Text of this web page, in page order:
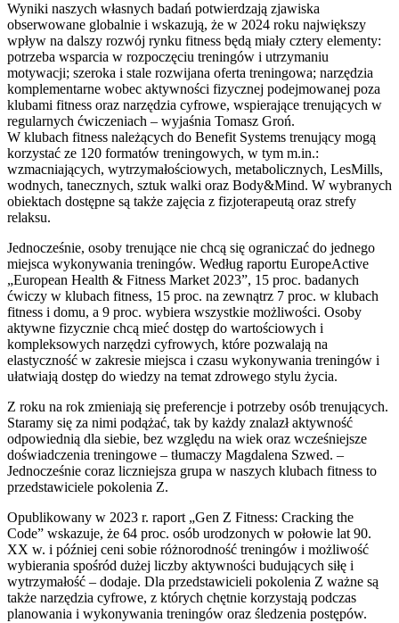
Wyniki naszych własnych badań potwierdzają zjawiska
obserwowane globalnie i wskazują, że w 2024 roku największy
wpływ na dalszy rozwój rynku fitness będą miały cztery elementy:
potrzeba wsparcia w rozpoczęciu treningów i utrzymaniu
motywacji; szeroka i stale rozwijana oferta treningowa; narzędzia
komplementarne wobec aktywności fizycznej podejmowanej poza
klubami fitness oraz narzędzia cyfrowe, wspierające trenujących w
regularnych ćwiczeniach – wyjaśnia Tomasz Groń.
W klubach fitness należących do Benefit Systems trenujący mogą
korzystać ze 120 formatów treningowych, w tym m.in.:
wzmacniających, wytrzymałościowych, metabolicznych, LesMills,
wodnych, tanecznych, sztuk walki oraz Body&Mind. W wybranych
obiektach dostępne są także zajęcia z fizjoterapeutą oraz strefy
relaksu.
Jednocześnie, osoby trenujące nie chcą się ograniczać do jednego
miejsca wykonywania treningów. Według raportu EuropeActive
„European Health & Fitness Market 2023”, 15 proc. badanych
ćwiczy w klubach fitness, 15 proc. na zewnątrz 7 proc. w klubach
fitness i domu, a 9 proc. wybiera wszystkie możliwości. Osoby
aktywne fizycznie chcą mieć dostęp do wartościowych i
kompleksowych narzędzi cyfrowych, które pozwalają na
elastyczność w zakresie miejsca i czasu wykonywania treningów i
ułatwiają dostęp do wiedzy na temat zdrowego stylu życia.
Z roku na rok zmieniają się preferencje i potrzeby osób trenujących.
Staramy się za nimi podążać, tak by każdy znalazł aktywność
odpowiednią dla siebie, bez względu na wiek oraz wcześniejsze
doświadczenia treningowe – tłumaczy Magdalena Szwed. –
Jednocześnie coraz liczniejsza grupa w naszych klubach fitness to
przedstawiciele pokolenia Z.
Opublikowany w 2023 r. raport „Gen Z Fitness: Cracking the
Code” wskazuje, że 64 proc. osób urodzonych w połowie lat 90.
XX w. i później ceni sobie różnorodność treningów i możliwość
wybierania spośród dużej liczby aktywności budujących siłę i
wytrzymałość – dodaje. Dla przedstawicieli pokolenia Z ważne są
także narzędzia cyfrowe, z których chętnie korzystają podczas
planowania i wykonywania treningów oraz śledzenia postępów.